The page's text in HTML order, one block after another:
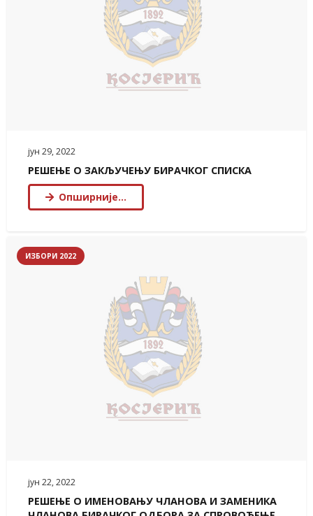
јун 29, 2022
РЕШЕЊЕ О ЗАКЉУЧЕЊУ БИРАЧКОГ СПИСКА
Опширније…
ИЗБОРИ 2022
јун 22, 2022
РЕШЕЊЕ О ИМЕНОВАЊУ ЧЛАНОВА И ЗАМЕНИКА